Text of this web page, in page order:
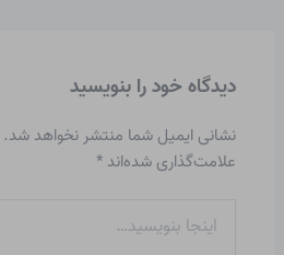
دیدگاه‌ خود را بنویسید
نشانی ایمیل شما منتشر نخواهد شد.
علامت‌گذاری شده‌اند*
بنویسید…